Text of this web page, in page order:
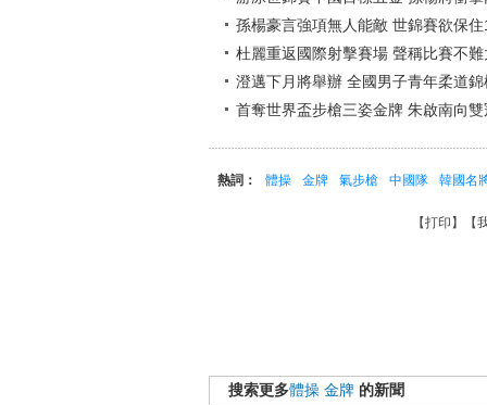
孫楊豪言強項無人能敵 世錦賽欲保
杜麗重返國際射擊賽場 聲稱比賽不
澄邁下月將舉辦 全國男子青年柔道錦
首奪世界盃步槍三姿金牌 朱啟南向
熱詞： 體操 金牌 氣步槍 中國隊 韓國名
【打印 】【
搜索更多體操 金牌 的新聞